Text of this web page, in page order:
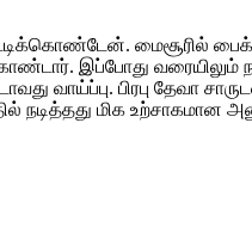
மைசூரில் பைக்
இப்போது வரையிலும்
வாய்ப்பு. பிரபு தேவா
நடித்தது மிக